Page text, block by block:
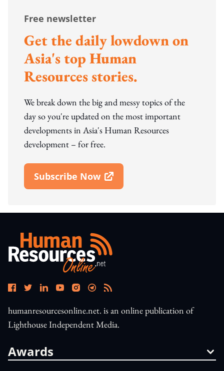
Free newsletter
Get the daily lowdown on
Asia's top Human
Resources stories.
We break down the big and messy topics of the
day so you're updated on the most important
developments in Asia's Human Resources
development – for free.
Subscribe Now
Open In New Window
humanresourcesonline.net. is an online publication of
Lighthouse Independent Media.
Awards